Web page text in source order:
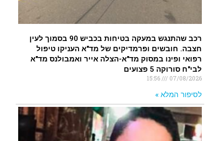
רכב שהתנגש במעקה בטיחות בכביש 90 בסמוך לעין
חצבה. חובשים ופרמדיקים של מד"א העניקו טיפול
רפואי ופינו במסוק מד"א-הצלה אייר ואמבולנס מד"א
לבי"ח סורוקה 5 פצועים
07/08/2026
15:56
לסיפור המלא »